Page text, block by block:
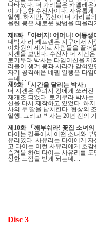
나타났다. 더 가리블은 카멜레
이 가능한 수전사이다. 자유롭게
일행. 하지만, 풍선이 더 가리블
올린 붕은 새로운 방법을 떠올리
제8화 「아버지! 어머니! 여동생
대박사 리 케프렌은 지구에서
이차원의 세계로 사람들을 끌어
지겐을 보낸다. 수전사 더 지겐
토키무라 박사는 타임머신을 제
러블이 생겨 붕과 사라가 갇혀
자기 공격해온 네펠 일행은 타
는데….
제9화 「시간을 달리는 박사」
더 지겐은 후뢰시 킹에게 쓰러
재개조 되었다. 토키무라 박사는
신을 다시 제작하고 있었다. 하
사의 두 딸을 납치한다. 협상의
일행. 그리고 박사는 20년 전의
제10화 「깨부숴라! 꽃집 소녀의
다이는 길목에서 어떤 소녀와 부
유리였다. 사유리는 다이에게
고 다이는 이런 사유리에게 호
습격을 하여 다이는 사유리를
상한 느낌을 받게 되는데….
Disc 3